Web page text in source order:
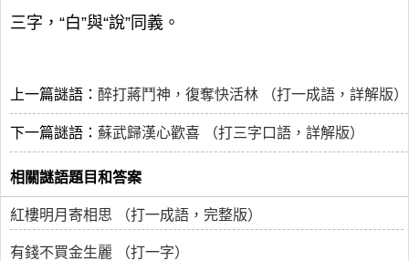
三字，“白”與“說”同義。
上一篇謎語： 醉打蔣鬥神，復奪快活林 （打一成語，詳解版）
下一篇謎語： 蘇武歸漢心歡喜 （打三字口語，詳解版）
相關謎語題目和答案
紅樓明月寄相思 （打一成語，完整版）
有錢不買金生麗 （打一字）